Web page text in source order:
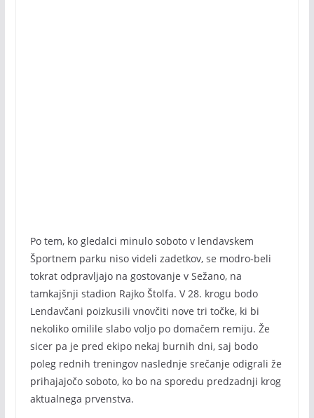
Po tem, ko gledalci minulo soboto v lendavskem
Športnem parku niso videli zadetkov, se modro-beli
tokrat odpravljajo na gostovanje v Sežano, na
tamkajšnji stadion Rajko Štolfa. V 28. krogu bodo
Lendavčani poizkusili vnovčiti nove tri točke, ki bi
nekoliko omilile slabo voljo po domačem remiju. Že
sicer pa je pred ekipo nekaj burnih dni, saj bodo
poleg rednih treningov naslednje srečanje odigrali že
prihajajočo soboto, ko bo na sporedu predzadnji krog
aktualnega prvenstva.